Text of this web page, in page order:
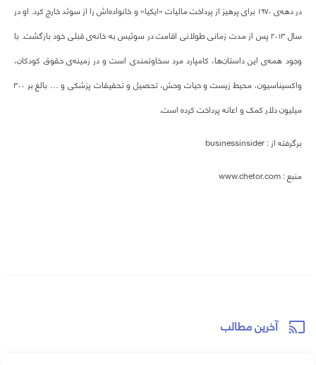
در دهه‌ی ۱۹۷۰ برای پرهیز از پرداخت مالیات «ایکیا» و خانواده‌اش را از سوئد خارج کرد. او در
سال ۲۰۱۳ پس از مدت زمانی طولانی اقامت در سوئیس به خانه‌ی قبلی خود بازگشت. با
وجود همه‌ی این داستان‌ها، کامپارد مرد سخاوتمندی است و در زمینه‌ی حقوق کودکان،
واکسیناسیون، محیط زیست و حیات وحش، تحصیل و تحقیقات پزشکی و … بالغ بر ۳۰۰
میلیون دلار کمک و اعانه پرداخت کرده است.
برگرفته از : businessinsider
منبع : www.chetor.com
cast آخرین مطالب